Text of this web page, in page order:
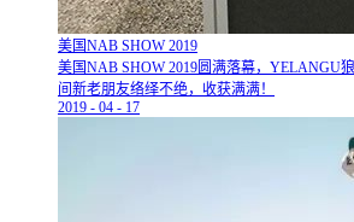
美国NAB SHOW 2019
美国NAB SHOW 2019圆满落幕，YELANGU
间新老朋友络绎不绝，收获满满！
2019 - 04 - 17